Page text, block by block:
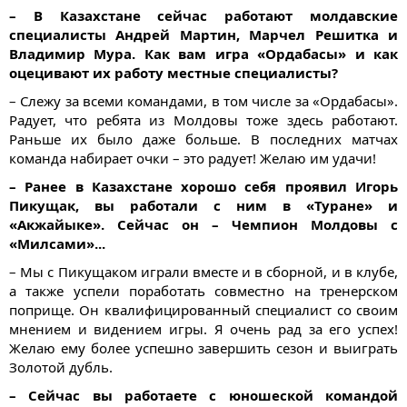
– В Казахстане сейчас работают молдавские
специалисты Андрей Мартин, Марчел Решитка и
Владимир Мура. Как вам игра «Ордабасы» и как
оцецивают их работу местные специалисты?
– Слежу за всеми командами, в том числе за «Ордабасы».
Радует, что ребята из Молдовы тоже здесь работают.
Раньше их было даже больше. В последних матчах
команда набирает очки – это радует! Желаю им удачи!
– Ранее в Казахстане хорошо себя проявил Игорь
Пикущак, вы работали с ним в «Туране» и
«Акжайыке». Сейчас он – Чемпион Молдовы с
«Милсами»...
– Мы с Пикущаком играли вместе и в сборной, и в клубе,
а также успели поработать совместно на тренерском
поприще. Он квалифицированный специалист со своим
мнением и видением игры. Я очень рад за его успех!
Желаю ему более успешно завершить сезон и выиграть
Золотой дубль.
– Сейчас вы работаете с юношеской командой